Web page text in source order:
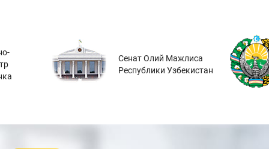
Сенат Олий Мажлиса
Республики Узбекистан